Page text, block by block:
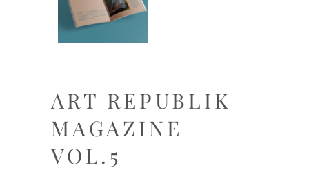
ART REPUBLIK
MAGAZINE
VOL.5